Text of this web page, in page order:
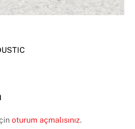
oturum açmalısınız.